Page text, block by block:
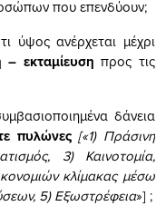
που επενδύουν;
ύψος ανέρχεται μέχρι
εκταμίευση προς τις
δάνεια
πυλώνες [«1) Πράσινη
3) Καινοτομία,
κλίμακας μέσω
5) Εξωστρέφεια»] ;